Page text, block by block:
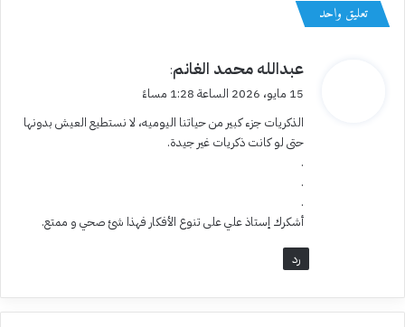
تعليق واحد
ي
ل
عبدالله محمد الغانم:
15 مايو، 2026 الساعة 1:28 مساءً
الذكريات جزء كبير من حياتنا اليوميه، لا نستطيع العيش بدونها
حتى لو كانت ذكريات غير جيدة.
.
.
.
أشكرك إستاذ علي على تنوع الأفكار فهذا شئ صحي و ممتع.
رد